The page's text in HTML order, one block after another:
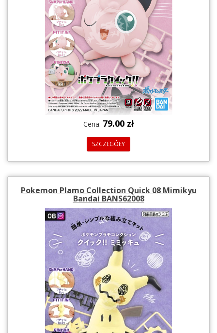
Cena: 79.00 zł
SZCZEGÓŁY
Pokemon Plamo Collection Quick 08 Mimikyu
Bandai BANS62008